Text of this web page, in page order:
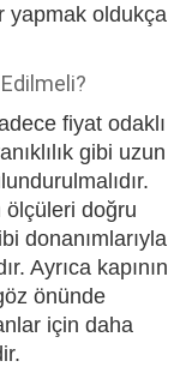
yapmak oldukça
fiyat odaklı
gibi uzun
ölçüleri doğru
donanımlarıyla
Ayrıca kapının
önünde
için daha